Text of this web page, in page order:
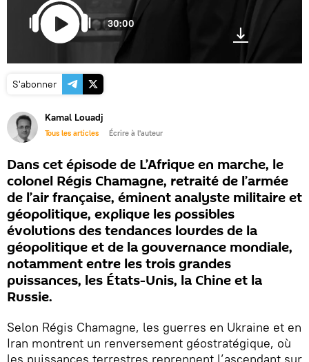
30:00
S'abonner
Kamal Louadj
Tous les articles Écrire à l'auteur
Dans cet épisode de L’Afrique en marche, le
colonel Régis Chamagne, retraité de l’armée
de l’air française, éminent analyste militaire et
géopolitique, explique les possibles
évolutions des tendances lourdes de la
géopolitique et de la gouvernance mondiale,
notamment entre les trois grandes
puissances, les États-Unis, la Chine et la
Russie.
Selon Régis Chamagne, les guerres en Ukraine et en
Iran montrent un renversement géostratégique, où